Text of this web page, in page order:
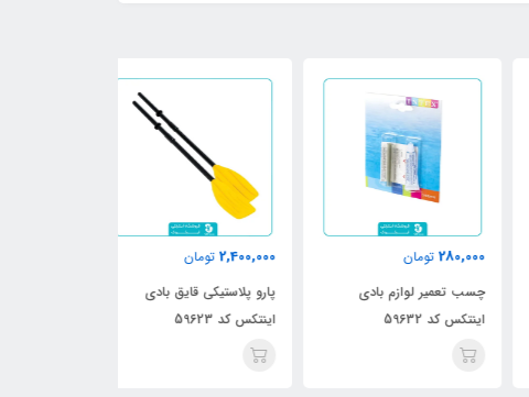
280,000 تومان
چسب تعمیر لوازم بادی
اینتکس کد 59632
2,400,000 تومان
پارو پلاستیکی قایق بادی
اینتکس کد 59623